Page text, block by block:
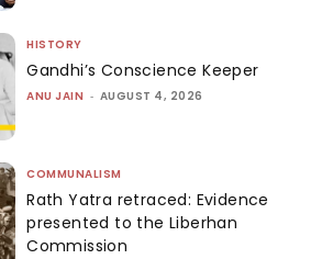
HISTORY
Gandhi’s Conscience Keeper
ANU JAIN - AUGUST 4, 2026
COMMUNALISM
Rath Yatra retraced: Evidence
presented to the Liberhan
Commission